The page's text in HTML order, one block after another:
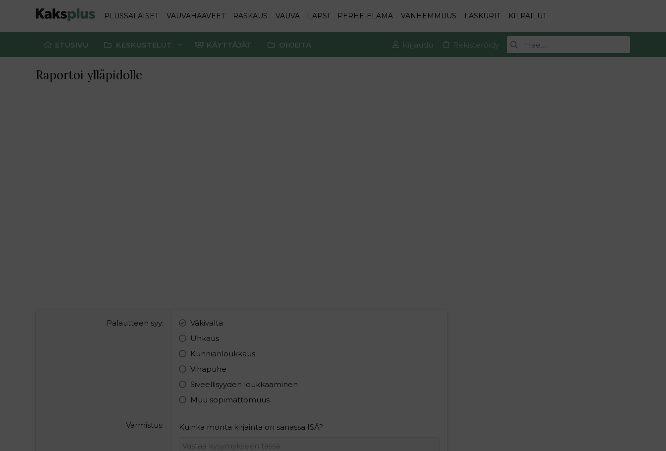
PLUSSALAISET VAUVAHAAVEET RASKAUS VAUVA LAPSI PERHE-ELÄMÄ VANHEMMUUS LASKURIT KILPAILUT
ETUSIVU KESKUSTELUT KÄYTTÄJÄT OHJEITA Kirjaudu Rekisteröidy
Raportoi ylläpidolle
Palautteen syy
Väkivalta
Uhkaus
Kunnianloukkaus
Vihapuhe
Siveellisyyden loukkaaminen
Muu sopimattomuus
Varmistus Kuinka monta kirjainta on sanassa ISÄ?